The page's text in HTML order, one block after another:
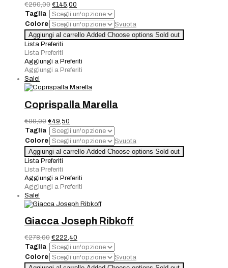
€290,00 Il
prezzo
originale
era:
€290,00.
€145,00
prezzo
attuale
è:
€145,00.
Taglia
Colore
Svuota
Giacca
Marina
Talia
quantità
Aggiungi al carrello Added Choose options Sold out
Lista Preferiti
Lista Preferiti
Aggiungi a Preferiti
Aggiungi a Preferiti
Sale!
Coprispalla Marella
€99,00 Il
prezzo
originale
era:
€99,00.
€49,50
prezzo
attuale
è:
€49,50.
Taglia
Colore
Svuota
Coprispalla
Marella
quantità
Aggiungi al carrello Added Choose options Sold out
Lista Preferiti
Lista Preferiti
Aggiungi a Preferiti
Aggiungi a Preferiti
Sale!
Giacca Joseph Ribkoff
€278,00 Il
prezzo
originale
era:
€222,40
prezzo
attuale
è:
Taglia
Colore
Svuota
Giacca